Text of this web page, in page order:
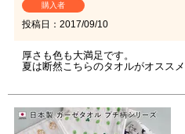
購入者
投稿日 2017/09/10
厚さも色も大満足です。